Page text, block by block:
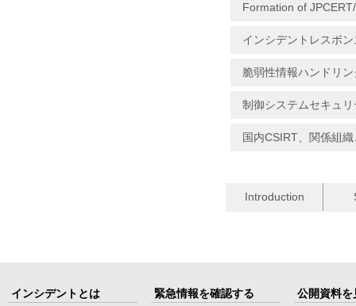
Formation of
インシデントレスポン
脆弱性情報ハンドリン
制御システムセキュ
国内CSIRT、関係組
Introduction
インシデントとは 緊急情報を確認する 公開資料を